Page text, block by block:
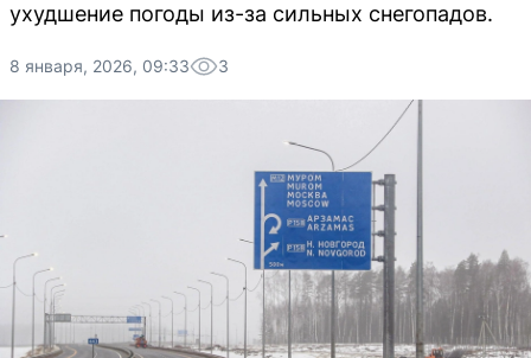
ухудшение погоды из-за сильных снегопадов.
8 января, 2026, 09:33 3